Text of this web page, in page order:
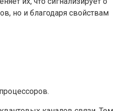
но и благодаря свойствам